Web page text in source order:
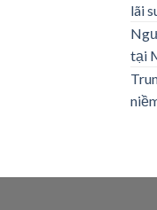
lãi
tại